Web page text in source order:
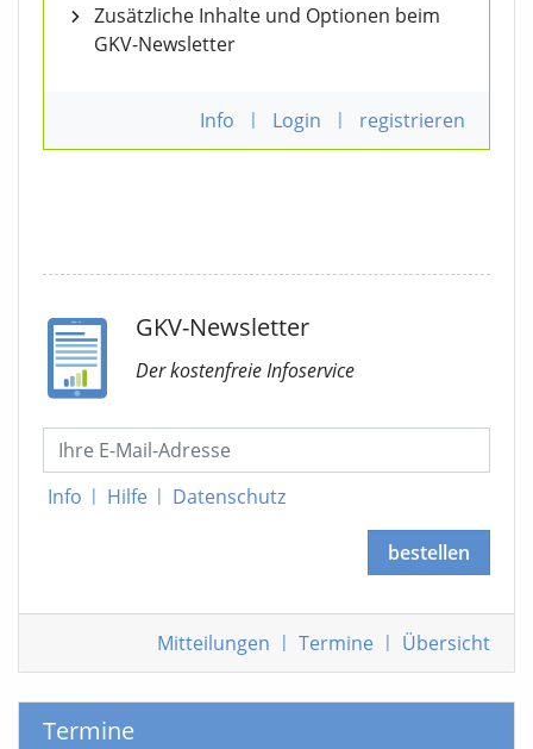
Zusätzliche Inhalte und Optionen beim
GKV-Newsletter
Info | Login | registrieren
GKV-Newsletter
Der kostenfreie Infoservice
Info | Hilfe | Datenschutz
bestellen
Mitteilungen | Termine | Übersicht
Termine